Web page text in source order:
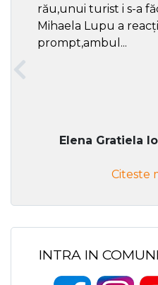
rău,unui turist i s-a
Mihaela Lupu a
prompt,ambul...
Elena Gratiela
Citeste
INTRA IN